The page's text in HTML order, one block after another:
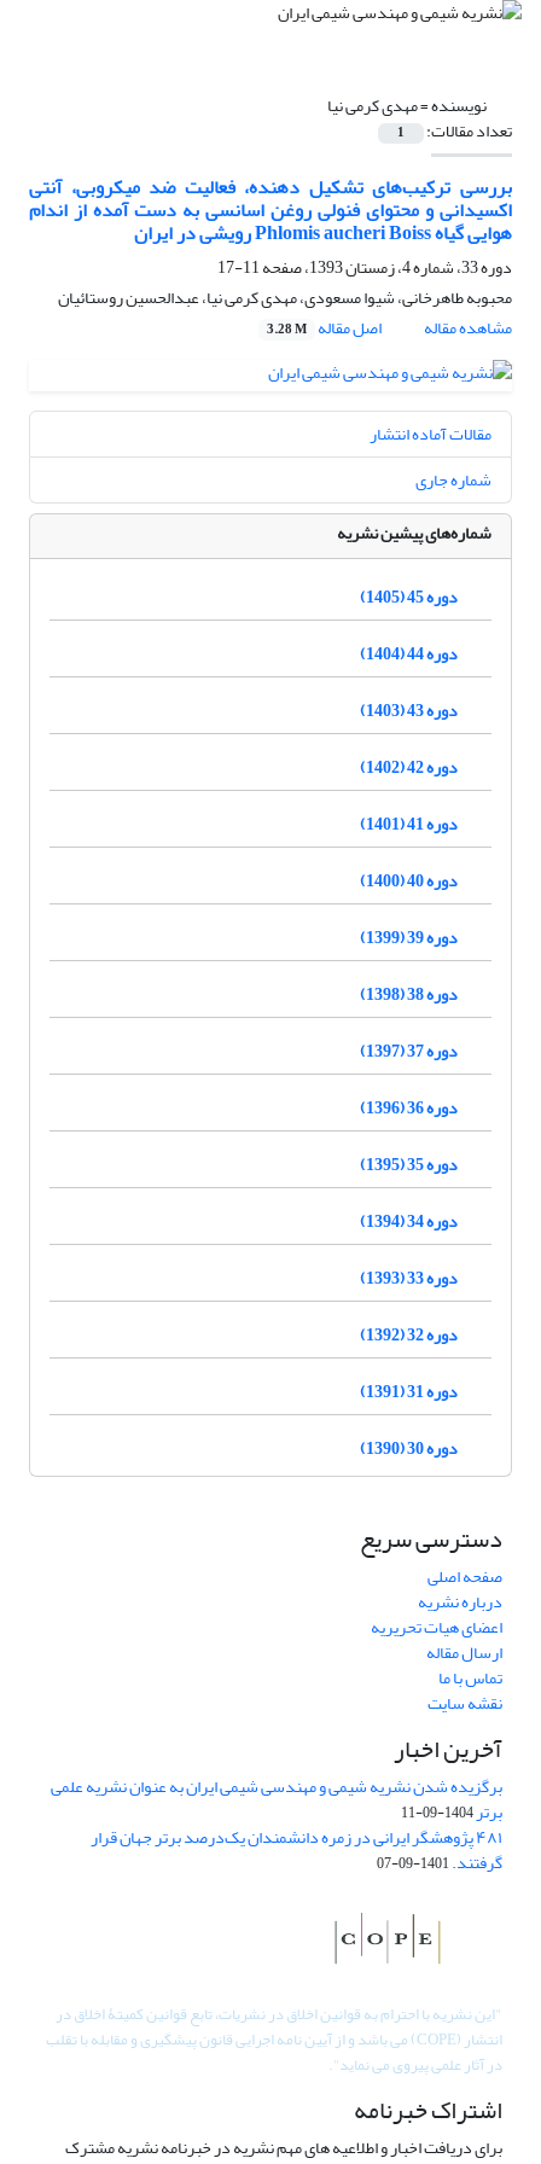
نویسنده =مهدی کرمی نیا
تعداد مقالات: 1
بررسی ترکیب‌های تشکیل دهنده، فعالیت ضد میکروبی، آنتی
اکسیدانی و محتوای فنولی روغن اسانسی به دست آمده از اندام
هوایی گیاه Phlomis aucheri Boiss رویشی در ایران
دوره 33، شماره 4، زمستان 1393، صفحه
11-17
محبوبه طاهرخانی، شیوا مسعودی، مهدی کرمی نیا، عبدالحسین روستائیان
مشاهده مقاله
اصل مقاله 3.28 M
مقالات آماده انتشار
شماره جاری
شماره‌های پیشین نشریه
دوره 45 (1405)
دوره 44 (1404)
دوره 43 (1403)
دوره 42 (1402)
دوره 41 (1401)
دوره 40 (1400)
دوره 39 (1399)
دوره 38 (1398)
دوره 37 (1397)
دوره 36 (1396)
دوره 35 (1395)
دوره 34 (1394)
دوره 33 (1393)
دوره 32 (1392)
دوره 31 (1391)
دوره 30 (1390)
دسترسی سریع
صفحه اصلی
درباره نشریه
اعضای هیات تحریریه
ارسال مقاله
تماس با ما
نقشه سایت
آخرین اخبار
برگزیده شدن نشریه شیمی و مهندسی شیمی ایران به عنوان نشریه علمی
برتر1404-09-11
۴۸۱ پژوهشگر ایرانی در زمره دانشمندان یک‌درصد برتر جهان قرار
گرفتند.1401-09-07
"این نشریه با احترام به قوانین اخلاق در نشریات، تابع قوانین کمیتۀ اخلاق در
انتشار (COPE) می باشد و از آیین نامه اجرایی قانون پیشگیری و مقابله با تقلب
در آثار علمی پیروی می نماید".
اشتراک خبرنامه
برای دریافت اخبار و اطلاعیه های مهم نشریه در خبرنامه نشریه مشترک